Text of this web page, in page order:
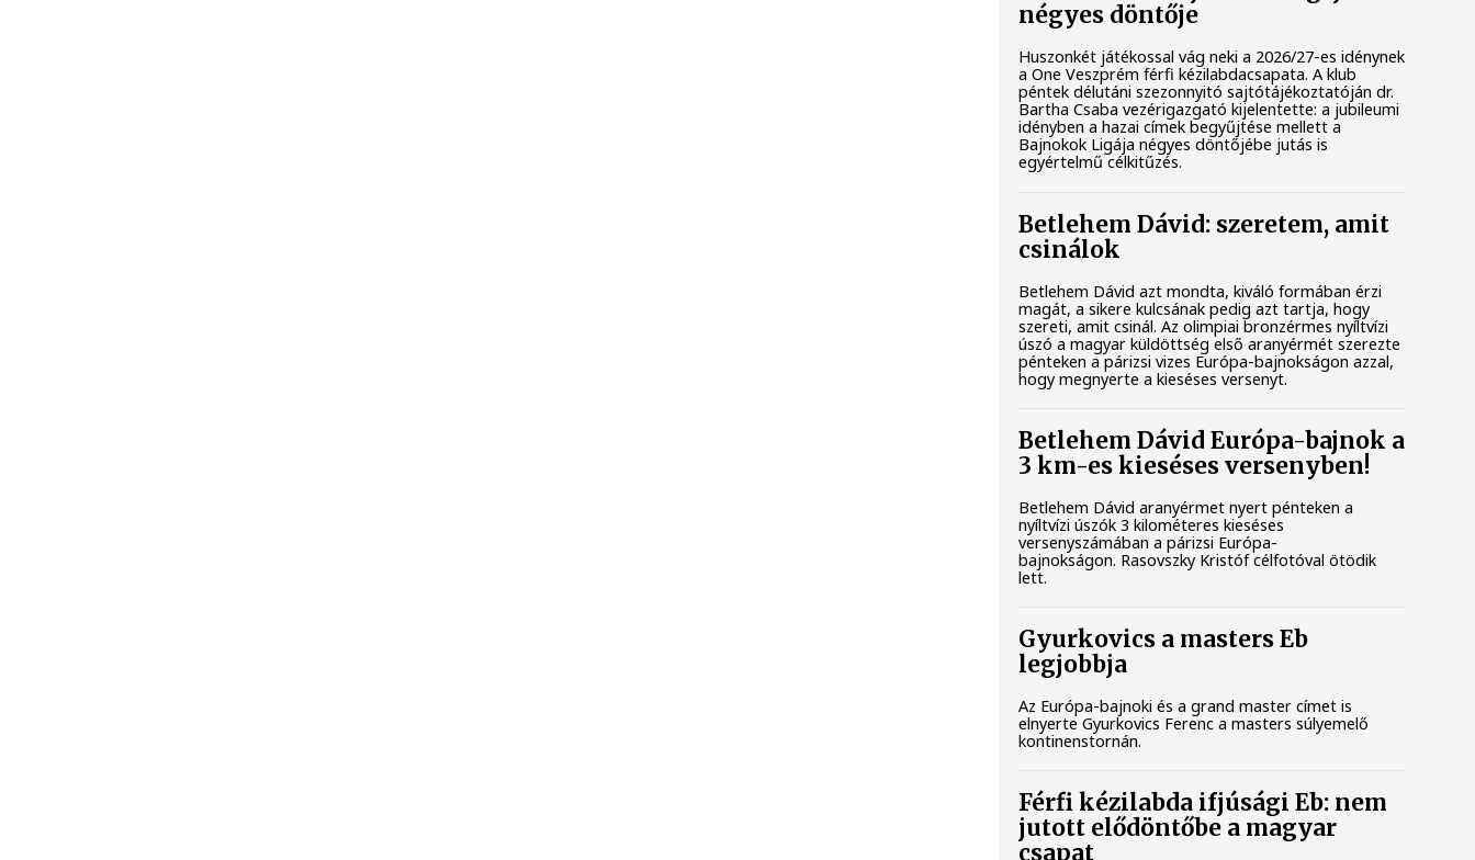
négyes döntője
Huszonkét játékossal vág neki a 2026/27-es idénynek
a One Veszprém férfi kézilabdacsapata. A klub
péntek délutáni szezonnyitó sajtótájékoztatóján dr.
Bartha Csaba vezérigazgató kijelentette: a jubileumi
idényben a hazai címek begyűjtése mellett a
Bajnokok Ligája négyes döntőjébe jutás is
egyértelmű célkitűzés.
Betlehem Dávid: szeretem, amit
csinálok
Betlehem Dávid azt mondta, kiváló formában érzi
magát, a sikere kulcsának pedig azt tartja, hogy
szereti, amit csinál. Az olimpiai bronzérmes nyíltvízi
úszó a magyar küldöttség első aranyérmét szerezte
pénteken a párizsi vizes Európa-bajnokságon azzal,
hogy megnyerte a kieséses versenyt.
Betlehem Dávid Európa-bajnok a
3 km-es kieséses versenyben!
Betlehem Dávid aranyérmet nyert pénteken a
nyíltvízi úszók 3 kilométeres kieséses
versenyszámában a párizsi Európa-
bajnokságon. Rasovszky Kristóf célfotóval ötödik
lett.
Gyurkovics a masters Eb
legjobbja
Az Európa-bajnoki és a grand master címet is
elnyerte Gyurkovics Ferenc a masters súlyemelő
kontinenstornán.
Férfi kézilabda ifjúsági Eb: nem
jutott elődöntőbe a magyar
csapat